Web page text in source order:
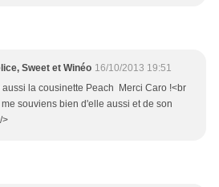
Sweet et Winéo 16/10/2013 19:51
la cousinette Peach Merci Caro !<br
me souviens bien d'elle aussi et de son
>